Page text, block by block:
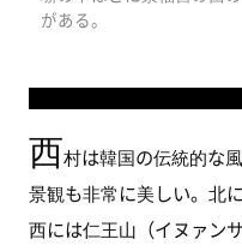
がある。
西村は韓国の伝統的な
景観も非常に美しい。北
西には仁王山（イヌァンサ